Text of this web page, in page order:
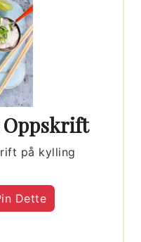
Oppskrift
på kylling
Dette